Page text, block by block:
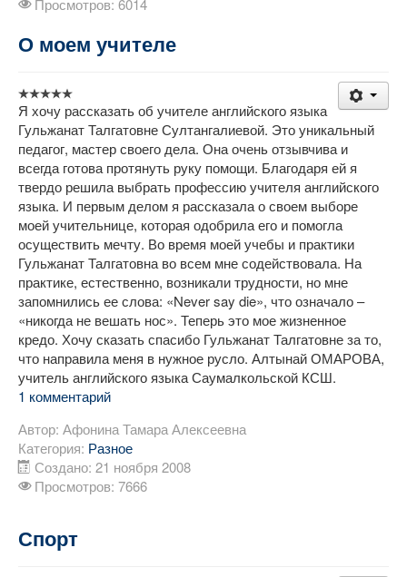
Просмотров: 6014
О моем учителе
Я хочу рассказать об учителе английского языка
Гульжанат Талгатовне Султангалиевой. Это уникальный
педагог, мастер своего дела. Она очень отзывчива и
всегда готова протянуть руку помощи. Благодаря ей я
твердо решила выбрать профессию учителя английского
языка. И первым делом я рассказала о своем выборе
моей учительнице, которая одобрила его и помогла
осуществить мечту. Во время моей учебы и практики
Гульжанат Талгатовна во всем мне содействовала. На
практике, естественно, возникали трудности, но мне
запомнились ее слова: «Never say die», что означало –
«никогда не вешать нос». Теперь это мое жизненное
кредо. Хочу сказать спасибо Гульжанат Талгатовне за то,
что направила меня в нужное русло. Алтынай ОМАРОВА,
учитель английского языка Саумалкольской КСШ.
1 комментарий
Автор: Афонина Тамара Алексеевна
Категория: Разное
Создано: 21 ноября 2008
Просмотров: 7666
Спорт